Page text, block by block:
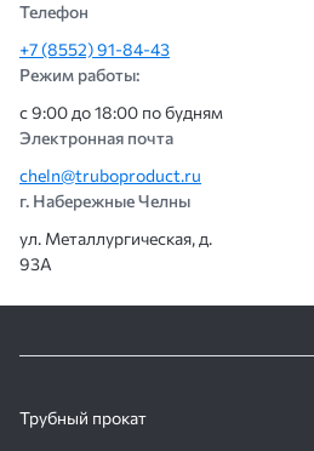
Телефон
+7 (8552) 91-84-43
Режим работы:
с 9:00 до 18:00 по будням
Электронная почта
cheln@truboproduct.ru
г. Набережные Челны
ул. Металлургическая, д.
93А
Трубный прокат